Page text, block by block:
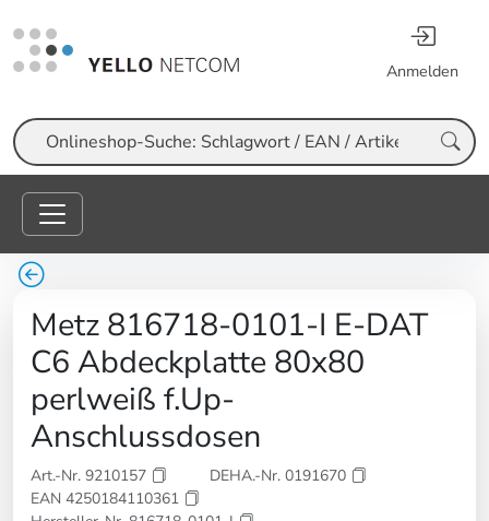
Anmelden
Suche
Metz 816718-0101-I E-DAT
C6 Abdeckplatte 80x80
perlweiß f.Up-
Anschlussdosen
Art.-Nr. 9210157
DEHA.-Nr. 0191670
EAN 4250184110361